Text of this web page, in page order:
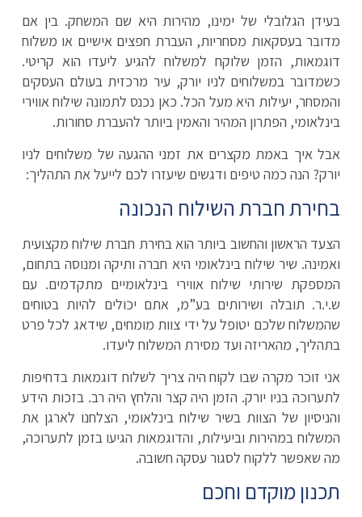
בעידן הגלובלי של ימינו, מהירות היא שם המשחק. בין אם
מדובר בעסקאות מסחריות, העברת חפצים אישיים או משלוח
דוגמאות, הזמן שלוקח למשלוח להגיע ליעדו הוא קריטי.
כשמדובר במשלוחים לניו יורק, עיר מרכזית בעולם העסקים
והמסחר, יעילות היא מעל הכל. כאן נכנס לתמונה שילוח אווירי
בינלאומי, הפתרון המהיר והאמין ביותר להעברת סחורות.
אבל איך באמת מקצרים את זמני ההגעה של משלוחים לניו
יורק? הנה כמה טיפים ודגשים שיעזרו לכם לייעל את התהליך:
בחירת חברת השילוח הנכונה
הצעד הראשון והחשוב ביותר הוא בחירת חברת שילוח מקצועית
ואמינה. שיר שילוח בינלאומי היא חברה ותיקה ומנוסה בתחום,
המספקת שירותי שילוח אווירי בינלאומיים מתקדמים. עם
ש.י.ר. תובלה ושירותים בע”מ, אתם יכולים להיות בטוחים
שהמשלוח שלכם יטופל על ידי צוות מומחים, שידאג לכל פרט
בתהליך, מהאריזה ועד מסירת המשלוח ליעדו.
אני זוכר מקרה שבו לקוח היה צריך לשלוח דוגמאות בדחיפות
לתערוכה בניו יורק. הזמן היה קצר והלחץ היה רב. בזכות הידע
והניסיון של הצוות בשיר שילוח בינלאומי, הצלחנו לארגן את
המשלוח במהירות וביעילות, והדוגמאות הגיעו בזמן לתערוכה,
מה שאפשר ללקוח לסגור עסקה חשובה.
תכנון מוקדם וחכם